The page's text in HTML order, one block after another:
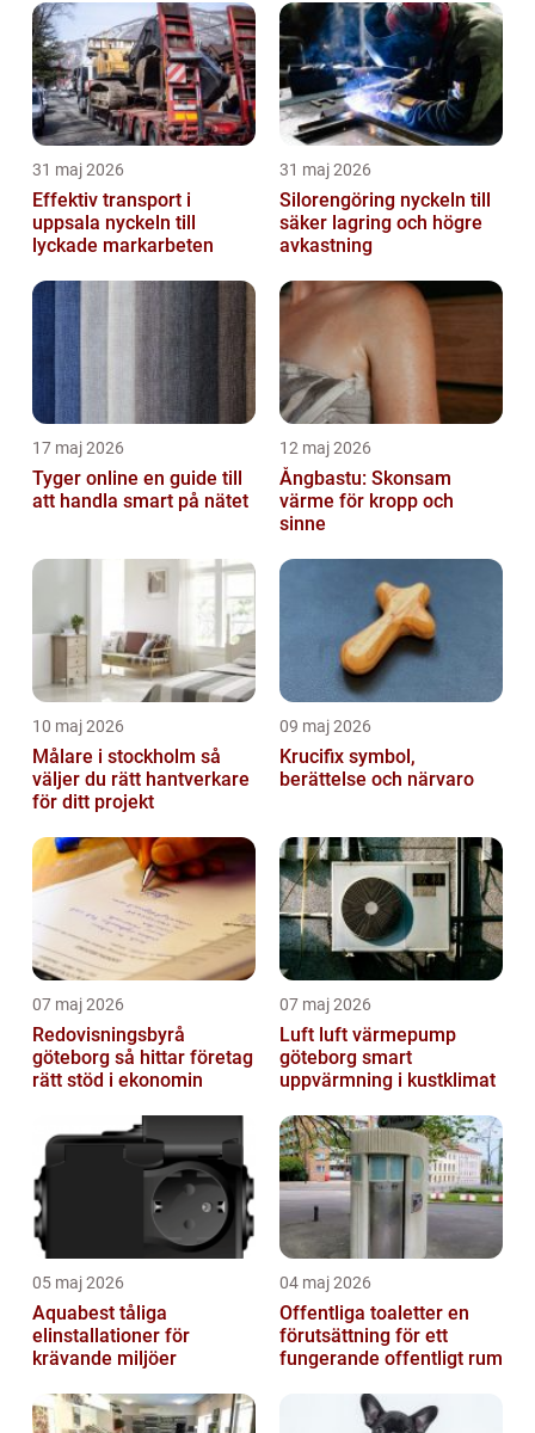
31 maj 2026
Effektiv transport i
uppsala nyckeln till
lyckade markarbeten
31 maj 2026
Silorengöring nyckeln till
säker lagring och högre
avkastning
17 maj 2026
Tyger online en guide till
att handla smart på nätet
12 maj 2026
Ångbastu: Skonsam
värme för kropp och
sinne
10 maj 2026
Målare i stockholm så
väljer du rätt hantverkare
för ditt projekt
09 maj 2026
Krucifix symbol,
berättelse och närvaro
07 maj 2026
Redovisningsbyrå
göteborg så hittar företag
rätt stöd i ekonomin
07 maj 2026
Luft luft värmepump
göteborg smart
uppvärmning i kustklimat
05 maj 2026
Aquabest tåliga
elinstallationer för
krävande miljöer
04 maj 2026
Offentliga toaletter en
förutsättning för ett
fungerande offentligt rum